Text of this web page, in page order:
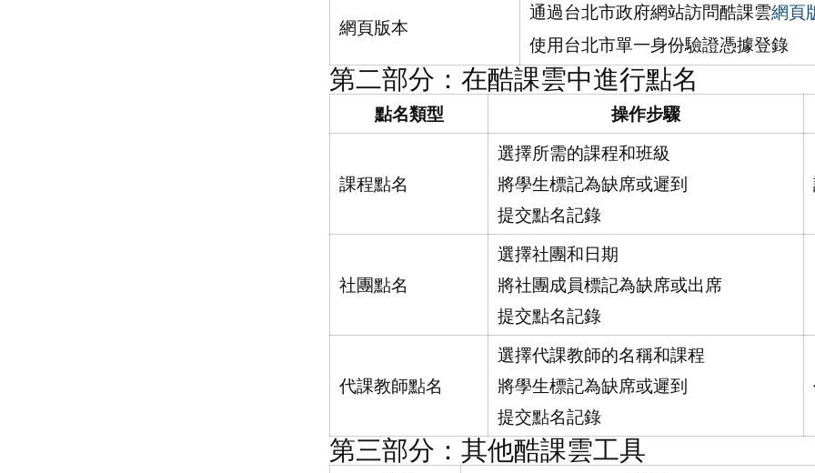
網頁版本
通過台北市政府網站訪問酷課雲網頁
使用台北市單一身份驗證憑據登錄
第二部分：在酷課雲中進行點名
點名類型 操作步驟
課程點名
選擇所需的課程和班級
將學生標記為缺席或遲到
提交點名記錄
社團點名
選擇社團和日期
將社團成員標記為缺席或出席
提交點名記錄
代課教師點名
選擇代課教師的名稱和課程
將學生標記為缺席或遲到
提交點名記錄
第三部分：其他酷課雲工具